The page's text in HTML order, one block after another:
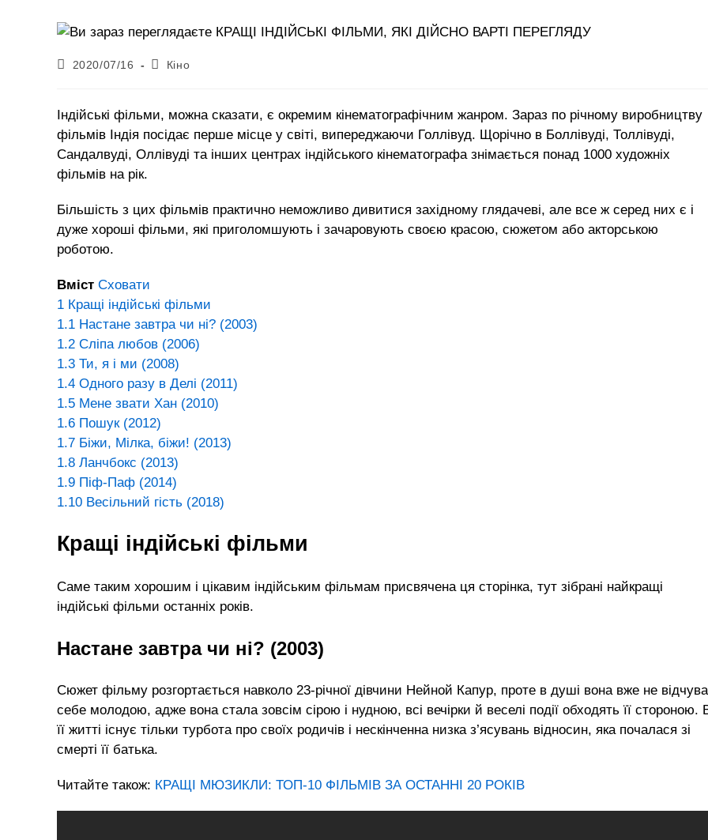
Запис2020/07/16
Категорія
Кіно
Індійські фільми, можна сказати, є окремим кінематографічним жанром. Зараз по річному виробництву
фільмів Індія посідає перше місце у світі, випереджаючи Голлівуд. Щорічно в Боллівуді, Толлівуді,
Сандалвуді, Оллівуді та інших центрах індійського кінематографа знімається понад 1000 художніх
фільмів на рік.
Більшість з цих фільмів практично неможливо дивитися західному глядачеві, але все ж серед них є і
дуже хороші фільми, які приголомшують і зачаровують своєю красою, сюжетом або акторською
роботою.
Вміст Сховати
1 Кращі індійські фільми
1.1 Настане завтра чи ні? (2003)
1.2 Сліпа любов (2006)
1.3 Ти, я і ми (2008)
1.4 Одного разу в Делі (2011)
1.5 Мене звати Хан (2010)
1.6 Пошук (2012)
1.7 Біжи, Мілка, біжи! (2013)
1.8 Ланчбокс (2013)
1.9 Піф-Паф (2014)
1.10 Весільний гість (2018)
Кращі індійські фільми
Саме таким хорошим і цікавим індійським фільмам присвячена ця сторінка, тут зібрані найкращі
індійські фільми останніх років.
Настане завтра чи ні? (2003)
Сюжет фільму розгортається навколо 23-річної дівчини Нейной Капур, проте в душі вона вже не
себе молодою, адже вона стала зовсім сірою і нудною, всі вечірки й веселі події обходять її стороною.
її житті існує тільки турбота про своїх родичів і нескінченна низка з’ясувань відносин, яка почалася зі
смерті її батька.
Читайте також: КРАЩІ МЮЗИКЛИ: ТОП-10 ФІЛЬМІВ ЗА ОСТАННІ 20 РОКІВ